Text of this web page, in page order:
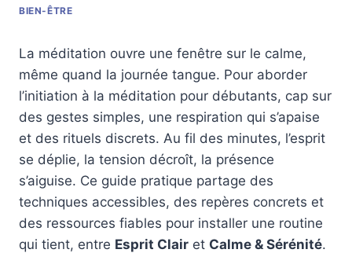
BIEN-ÊTRE
La méditation ouvre une fenêtre sur le calme,
même quand la journée tangue. Pour aborder
l’initiation à la méditation pour débutants, cap sur
des gestes simples, une respiration qui s’apaise
et des rituels discrets. Au fil des minutes, l’esprit
se déplie, la tension décroît, la présence
s’aiguise. Ce guide pratique partage des
techniques accessibles, des repères concrets et
des ressources fiables pour installer une routine
qui tient, entre Esprit Clair et Calme & Sérénité.